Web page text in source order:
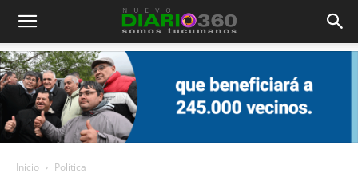
Diario
360
Inicio Política